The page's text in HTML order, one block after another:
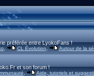
préférée entre LyokoFans !
, CL Évolution Autour de la
et son forum !
, Aide, tutoriels et